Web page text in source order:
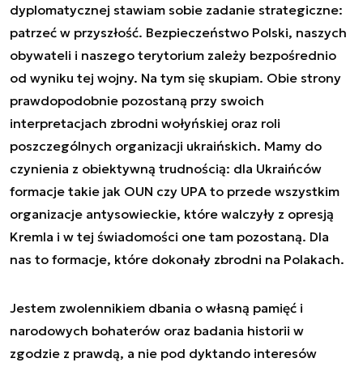
dyplomatycznej stawiam sobie zadanie strategiczne:
patrzeć w przyszłość. Bezpieczeństwo Polski, naszych
obywateli i naszego terytorium zależy bezpośrednio
od wyniku tej wojny. Na tym się skupiam. Obie strony
prawdopodobnie pozostaną przy swoich
interpretacjach zbrodni wołyńskiej oraz roli
poszczególnych organizacji ukraińskich. Mamy do
czynienia z obiektywną trudnością: dla Ukraińców
formacje takie jak OUN czy UPA to przede wszystkim
organizacje antysowieckie, które walczyły z opresją
Kremla i w tej świadomości one tam pozostaną. Dla
nas to formacje, które dokonały zbrodni na Polakach.
Jestem zwolennikiem dbania o własną pamięć i
narodowych bohaterów oraz badania historii w
zgodzie z prawdą, a nie pod dyktando interesów